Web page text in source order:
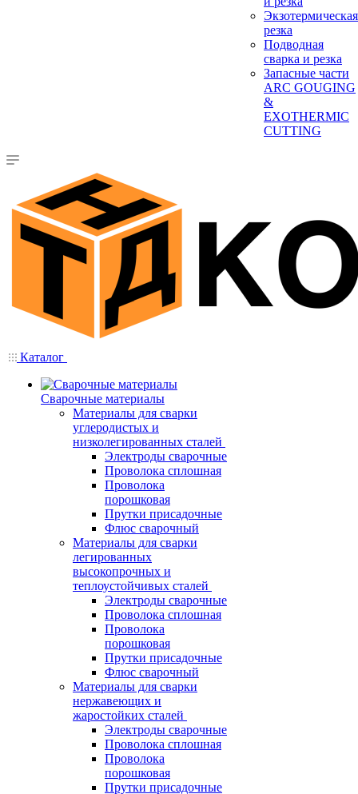
Экзотермическая
резка
Подводная
сварка и резка
Запасные части
ARC GOUGING
&
EXOTHERMIC
CUTTING
Каталог
Сварочные материалы
Материалы для сварки
углеродистых и
низколегированных сталей
Электроды сварочные
Проволока сплошная
Проволока
порошковая
Прутки присадочные
Флюс сварочный
Материалы для сварки
легированных
высокопрочных и
теплоустойчивых сталей
Электроды сварочные
Проволока сплошная
Проволока
порошковая
Прутки присадочные
Флюс сварочный
Материалы для сварки
нержавеющих и
жаростойких сталей
Электроды сварочные
Проволока сплошная
Проволока
порошковая
Прутки присадочные